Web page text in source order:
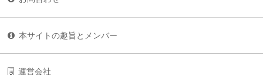
本サイトの趣旨とメンバー
運営会社